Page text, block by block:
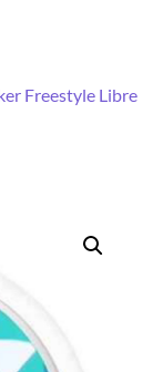
Freestyle Libre